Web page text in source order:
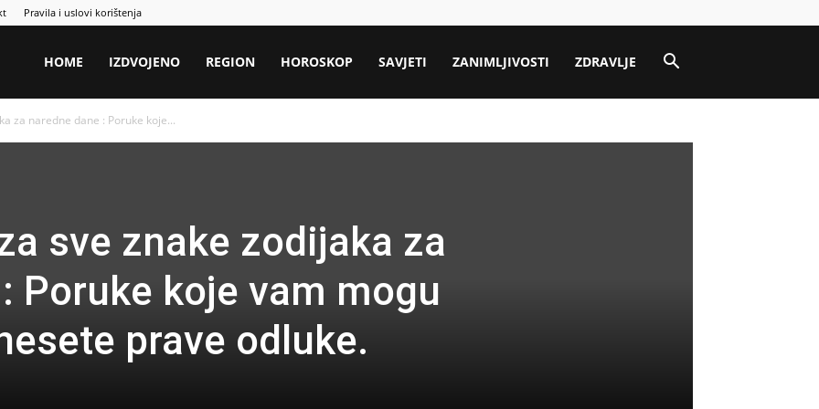
Pravila i uslovi korištenja
HOME IZDVOJENO REGION HOROSKOP SAVJETI ZANIMLJIVOSTI ZDRAVLJE
za naredne dane : Poruke koje...
sve znake zodijaka za
Poruke koje vam mogu
prave odluke.